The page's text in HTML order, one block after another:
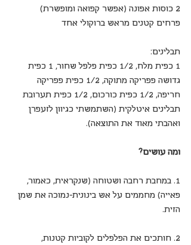
2 כוסות אפונה (אפשר קפואה ומופשרת)
פרחים קטנים מראש ברוקולי אחד
תבלינים:
1 כפית מלח, 1/2 כפית פלפל שחור, 1 כפית
גדושה פפריקה מתוקה, 1/2 כפית פפריקה
חריפה, 1/2 כפית כורכום, 1/2 כפית תערובת
תבלינים איטלקית (השתמשתי כגיוון לזעפרן
ואהבתי מאוד את התוצאה).
ומה עושים?
1. במחבת רחבה ושטוחה (שנקראית, כאמור,
פאייה) מחממים על אש בינונית-נמוכה את שמן
הזית.
2. חותכים את הפלפלים לקוביות קטנות,